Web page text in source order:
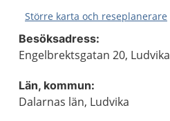
Större karta och reseplanerare
Besöksadress:
Engelbrektsgatan 20, Ludvika
Län, kommun:
Dalarnas län, Ludvika